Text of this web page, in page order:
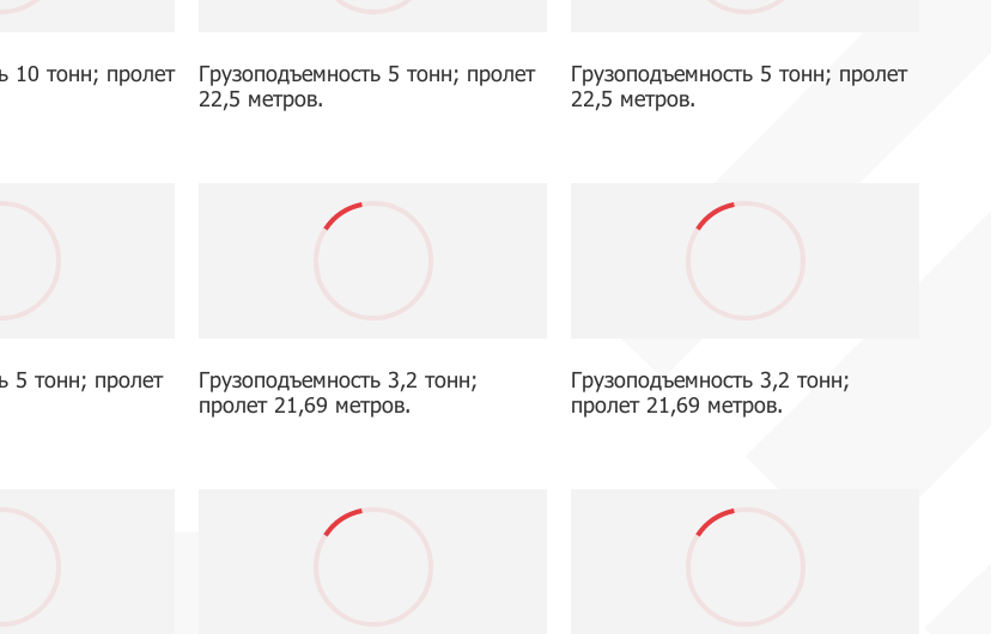
10 тонн; пролет
Грузоподъемность 5 тонн; пролет
22,5 метров.
Грузоподъемность 5 тонн; пролет
22,5 метров.
5 тонн; пролет
Грузоподъемность 3,2 тонн;
пролет 21,69 метров.
Грузоподъемность 3,2 тонн;
пролет 21,69 метров.